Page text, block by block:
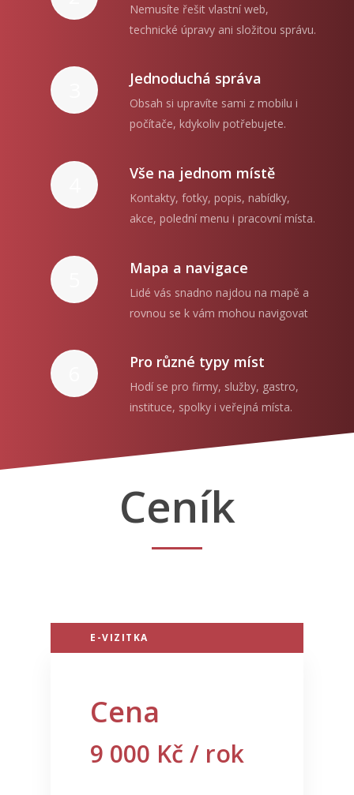
Nemusíte řešit vlastní web,
technické úpravy ani složitou správu.
Jednoduchá správa
Obsah si upravíte sami z mobilu i
počítače, kdykoliv potřebujete.
Vše na jednom místě
Kontakty, fotky, popis, nabídky,
akce, polední menu i pracovní místa.
Mapa a navigace
Lidé vás snadno najdou na mapě a
rovnou se k vám mohou navigovat
Pro různé typy míst
Hodí se pro firmy, služby, gastro,
instituce, spolky i veřejná místa.
Ceník
Cena
E-VIZITKA
9 000 Kč / rok